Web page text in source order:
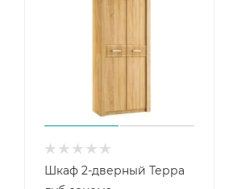
Шкаф 2-дверный Терра